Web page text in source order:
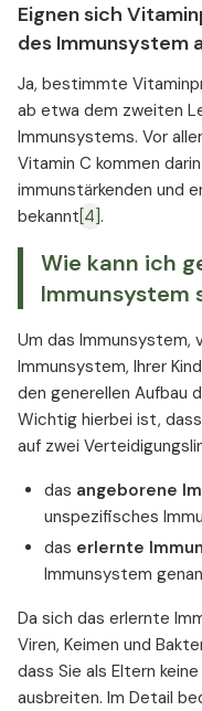
Eignen sich
des Immunsystem
Ja, bestimmte
ab etwa dem zweiten
Immunsystems. Vor
Vitamin C kommen
immunstärkenden und
bekannt [4] .
Wie kann ich
Immunsystem
Um das Immunsystem,
Immunsystem, Ihrer
den generellen Aufbau
Wichtig hierbei ist,
auf zwei
das angeborene
unspezifisches
das erlernte
Immunsystem
Da sich das erlernte
Viren, Keimen und
dass Sie als Eltern
ausbreiten. Im Detail